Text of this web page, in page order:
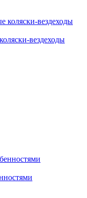
вездеходы